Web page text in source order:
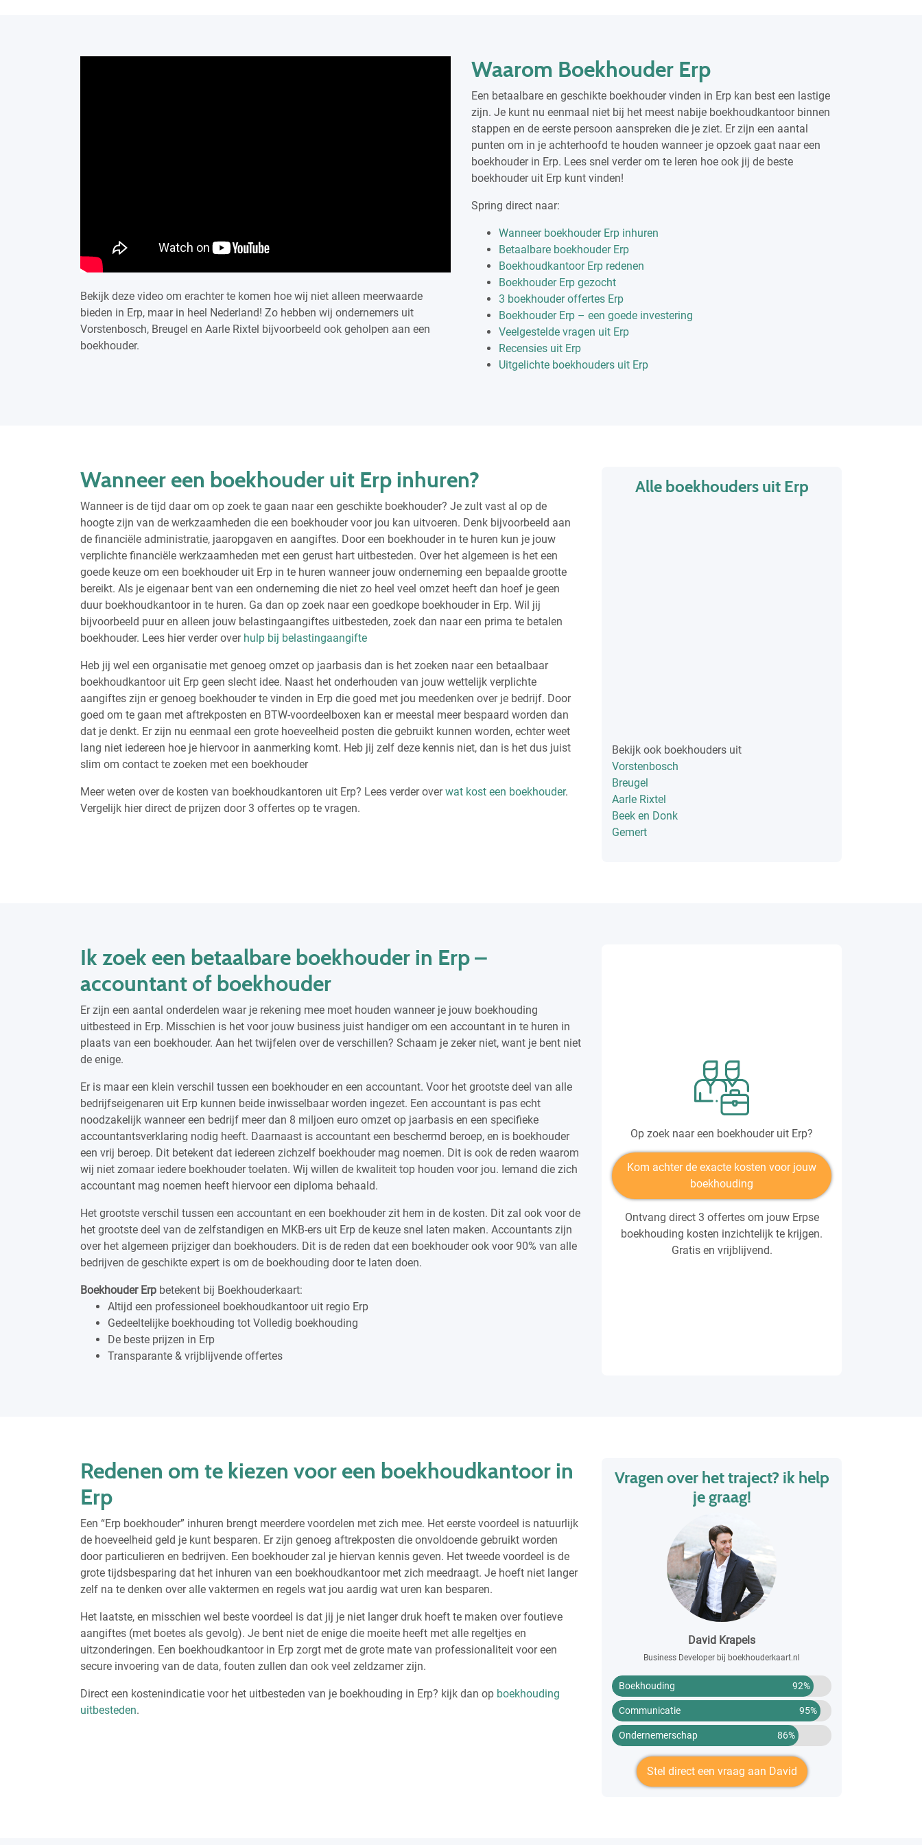
Bekijk deze video om erachter te komen hoe wij niet alleen meerwaarde
bieden in Erp, maar in heel Nederland! Zo hebben wij ondernemers uit
Vorstenbosch, Breugel en Aarle Rixtel bijvoorbeeld ook geholpen aan een
boekhouder.
Waarom Boekhouder Erp
Een betaalbare en geschikte boekhouder vinden in Erp kan best een lastige
zijn. Je kunt nu eenmaal niet bij het meest nabije boekhoudkantoor binnen
stappen en de eerste persoon aanspreken die je ziet. Er zijn een aantal
punten om in je achterhoofd te houden wanneer je opzoek gaat naar een
boekhouder in Erp. Lees snel verder om te leren hoe ook jij de beste
boekhouder uit Erp kunt vinden!
Spring direct naar:
Wanneer boekhouder Erp inhuren
Betaalbare boekhouder Erp
Boekhoudkantoor Erp redenen
Boekhouder Erp gezocht
3 boekhouder offertes Erp
Boekhouder Erp – een goede investering
Veelgestelde vragen uit Erp
Recensies uit Erp
Uitgelichte boekhouders uit Erp
Wanneer een boekhouder uit Erp inhuren?
Wanneer is de tijd daar om op zoek te gaan naar een geschikte boekhouder? Je zult vast al op de
hoogte zijn van de werkzaamheden die een boekhouder voor jou kan uitvoeren. Denk bijvoorbeeld aan
de financiële administratie, jaaropgaven en aangiftes. Door een boekhouder in te huren kun je jouw
verplichte financiële werkzaamheden met een gerust hart uitbesteden. Over het algemeen is het een
goede keuze om een boekhouder uit Erp in te huren wanneer jouw onderneming een bepaalde grootte
bereikt. Als je eigenaar bent van een onderneming die niet zo heel veel omzet heeft dan hoef je geen
duur boekhoudkantoor in te huren. Ga dan op zoek naar een goedkope boekhouder in Erp. Wil jij
bijvoorbeeld puur en alleen jouw belastingaangiftes uitbesteden, zoek dan naar een prima te betalen
boekhouder. Lees hier verder over hulp bij belastingaangifte
Heb jij wel een organisatie met genoeg omzet op jaarbasis dan is het zoeken naar een betaalbaar
boekhoudkantoor uit Erp geen slecht idee. Naast het onderhouden van jouw wettelijk verplichte
aangiftes zijn er genoeg boekhouder te vinden in Erp die goed met jou meedenken over je bedrijf. Door
goed om te gaan met aftrekposten en BTW-voordeelboxen kan er meestal meer bespaard worden dan
dat je denkt. Er zijn nu eenmaal een grote hoeveelheid posten die gebruikt kunnen worden, echter weet
lang niet iedereen hoe je hiervoor in aanmerking komt. Heb jij zelf deze kennis niet, dan is het dus juist
slim om contact te zoeken met een boekhouder
Meer weten over de kosten van boekhoudkantoren uit Erp? Lees verder overwat kost een boekhouder.
Vergelijk hier direct de prijzen door 3 offertes op te vragen.
Alle boekhouders uit Erp
Bekijk ook boekhouders uit
Vorstenbosch
Breugel
Aarle Rixtel
Beek en Donk
Gemert
Ik zoek een betaalbare boekhouder in Erp –
accountant of boekhouder
Er zijn een aantal onderdelen waar je rekening mee moet houden wanneer je jouw boekhouding
uitbesteed in Erp. Misschien is het voor jouw business juist handiger om een accountant in te huren in
plaats van een boekhouder. Aan het twijfelen over de verschillen? Schaam je zeker niet, want je bent niet
de enige.
Er is maar een klein verschil tussen een boekhouder en een accountant. Voor het grootste deel van alle
bedrijfseigenaren uit Erp kunnen beide inwisselbaar worden ingezet. Een accountant is pas echt
noodzakelijk wanneer een bedrijf meer dan 8 miljoen euro omzet op jaarbasis en een specifieke
accountantsverklaring nodig heeft. Daarnaast is accountant een beschermd beroep, en is boekhouder
een vrij beroep. Dit betekent dat iedereen zichzelf boekhouder mag noemen. Dit is ook de reden waarom
wij niet zomaar iedere boekhouder toelaten. Wij willen de kwaliteit top houden voor jou. Iemand die zich
accountant mag noemen heeft hiervoor een diploma behaald.
Het grootste verschil tussen een accountant en een boekhouder zit hem in de kosten. Dit zal ook voor de
het grootste deel van de zelfstandigen en MKB-ers uit Erp de keuze snel laten maken. Accountants zijn
over het algemeen prijziger dan boekhouders. Dit is de reden dat een boekhouder ook voor 90% van alle
bedrijven de geschikte expert is om de boekhouding door te laten doen.
Boekhouder Erp betekent bij Boekhouderkaart:
Altijd een professioneel boekhoudkantoor uit regio Erp
Gedeeltelijke boekhouding tot Volledig boekhouding
De beste prijzen in Erp
Transparante & vrijblijvende offertes
Op zoek naar een boekhouder uit Erp?
Kom achter de exacte kosten voor jouw
boekhouding
Ontvang direct 3 offertes om jouw Erpse
boekhouding kosten inzichtelijk te krijgen.
Gratis en vrijblijvend.
Redenen om te kiezen voor een boekhoudkantoor in
Erp
Een “Erp boekhouder” inhuren brengt meerdere voordelen met zich mee. Het eerste voordeel is natuurlijk
de hoeveelheid geld je kunt besparen. Er zijn genoeg aftrekposten die onvoldoende gebruikt worden
door particulieren en bedrijven. Een boekhouder zal je hiervan kennis geven. Het tweede voordeel is de
grote tijdsbesparing dat het inhuren van een boekhoudkantoor met zich meedraagt. Je hoeft niet langer
zelf na te denken over alle vaktermen en regels wat jou aardig wat uren kan besparen.
Het laatste, en misschien wel beste voordeel is dat jij je niet langer druk hoeft te maken over foutieve
aangiftes (met boetes als gevolg). Je bent niet de enige die moeite heeft met alle regeltjes en
uitzonderingen. Een boekhoudkantoor in Erp zorgt met de grote mate van professionaliteit voor een
secure invoering van de data, fouten zullen dan ook veel zeldzamer zijn.
Direct een kostenindicatie voor het uitbesteden van je boekhouding in Erp? kijk dan op boekhouding
uitbesteden.
Vragen over het traject? ik help
je graag!
David Krapels
Business Developer bij boekhouderkaart.nl
Boekhouding 92%
Communicatie 95%
Ondernemerschap 86%
Stel direct een vraag aan David